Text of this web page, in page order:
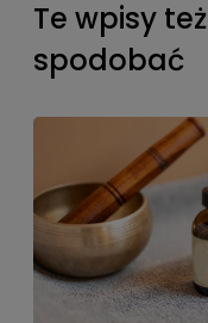
Te wpisy
spodobać